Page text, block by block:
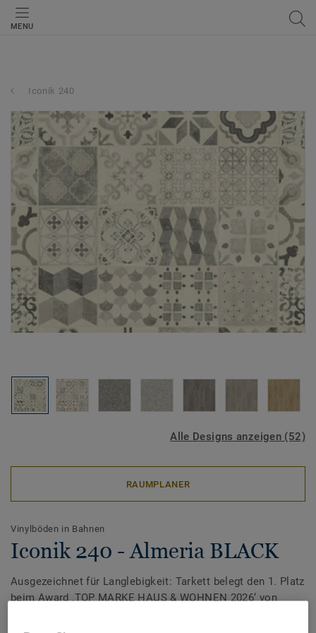
MENU
Iconik 240
Alle Designs anzeigen (52)
RAUMPLANER
Vinylböden in Bahnen
Iconik 240 - Almeria BLACK
Ausgezeichnet für Langlebigkeit: Tarkett belegt den 1. Platz
beim Award ‚TOP MARKE HAUS & WOHNEN 2026‘ von
Designböden.